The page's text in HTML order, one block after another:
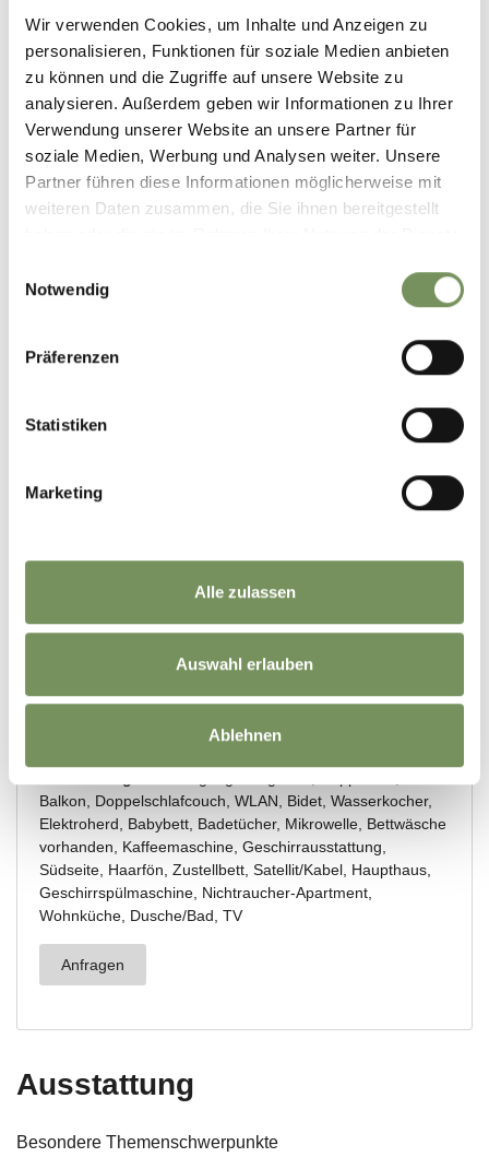
Wir verwenden Cookies, um Inhalte und Anzeigen zu
personalisieren, Funktionen für soziale Medien anbieten
zu können und die Zugriffe auf unsere Website zu
analysieren. Außerdem geben wir Informationen zu Ihrer
Verwendung unserer Website an unsere Partner für
soziale Medien, Werbung und Analysen weiter. Unsere
Partner führen diese Informationen möglicherweise mit
weiteren Daten zusammen, die Sie ihnen bereitgestellt
Notwendig
Präferenzen
Statistiken
Marketing
Alle zulassen
Auswahl erlauben
Ablehnen